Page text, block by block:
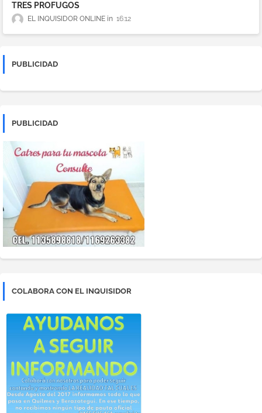
TRES PROFUGOS
EL INQUISIDOR ONLINE 16:12
PUBLICIDAD
PUBLICIDAD
COLABORA CON EL INQUISIDOR